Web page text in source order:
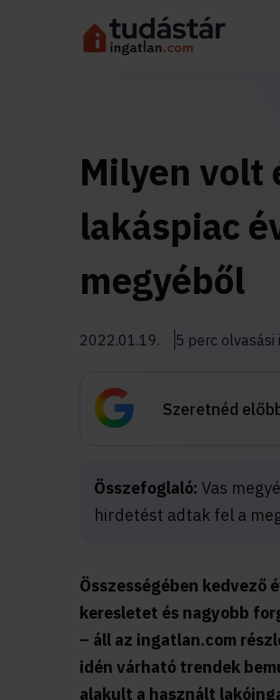
Milyen volt
lakáspiac
megyéből
2022.01.19. 5 perc olvasási
Szeretnéd
Összefoglaló: Vas
hirdetést adtak fel a
Összességében kedvező
keresletet és nagyobb
– áll az ingatlan.com
idén várható trendek
alakult a használt